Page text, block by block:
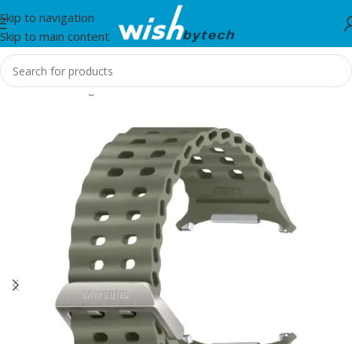
Skip to navigation
Skip to main content
Home/Samsung